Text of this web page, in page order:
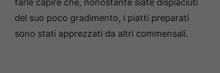
farle capire che, nonostante siate dispiaciuti
del suo poco gradimento, i piatti preparati
sono stati apprezzati da altri commensali.